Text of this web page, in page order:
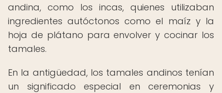
andina, como los incas, quienes utilizaban
ingredientes autóctonos como el maíz y la
hoja de plátano para envolver y cocinar los
tamales.
En la antigüedad, los tamales andinos tenían
un significado especial en ceremonias y